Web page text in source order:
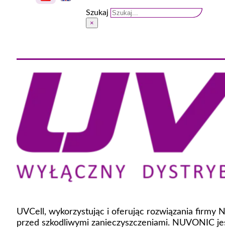
Szukaj
×
UVCell, wykorzystując i oferując rozwiązania firmy
przed szkodliwymi zanieczyszczeniami. NUVONIC